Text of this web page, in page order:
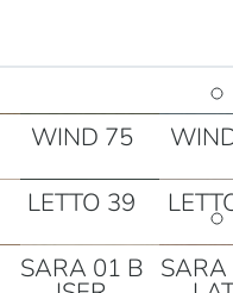
WIND 75
LETTO 39
SARA 01 B